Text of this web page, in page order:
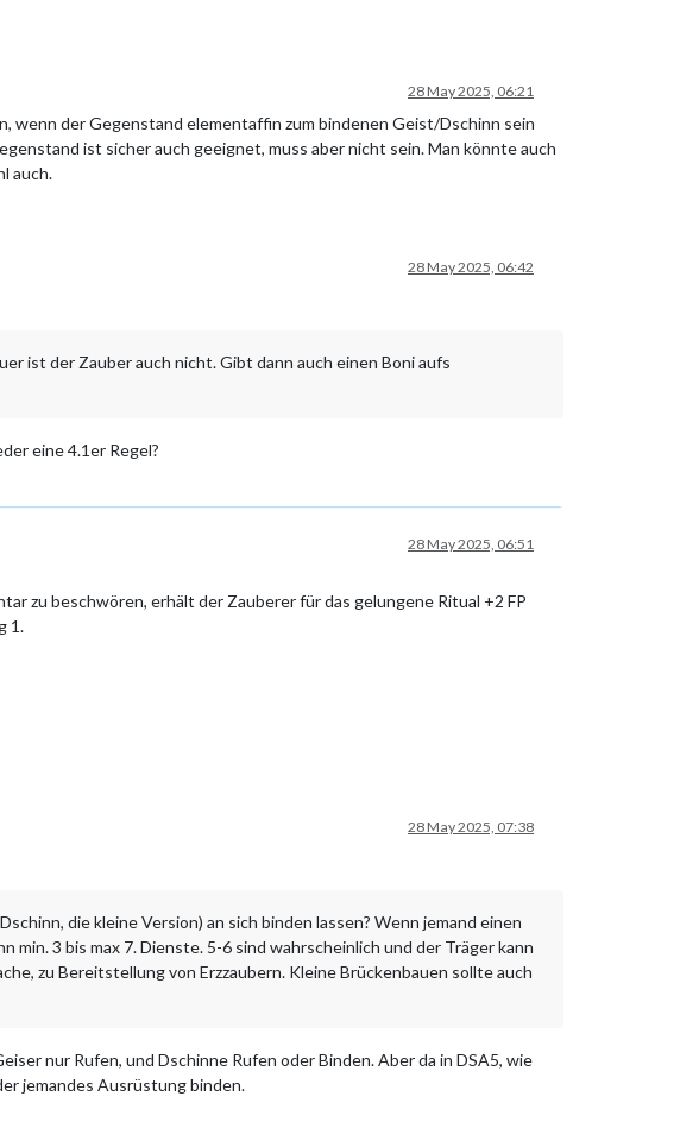
28 May 2025, 06:21
wenn der Gegenstand elementaffin zum bindenen Geist/Dschinn sein
ist sicher auch geeignet, muss aber nicht sein. Man könnte auch
auch.
28 May 2025, 06:42
ist der Zauber auch nicht. Gibt dann auch einen Boni aufs
eine 4.1er Regel?
28 May 2025, 06:51
zu beschwören, erhält der Zauberer für das gelungene Ritual +2 FP
1.
28 May 2025, 07:38
die kleine Version) an sich binden lassen? Wenn jemand einen
3 bis max 7. Dienste. 5-6 sind wahrscheinlich und der Träger kann
zu Bereitstellung von Erzzaubern. Kleine Brückenbauen sollte auch
nur Rufen, und Dschinne Rufen oder Binden. Aber da in DSA5, wie
jemandes Ausrüstung binden.